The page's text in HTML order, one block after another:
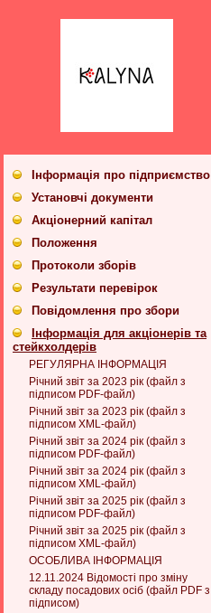
Інформація про підприємство
Установчі документи
Акціонерний капітал
Положення
Протоколи зборів
Результати перевірок
Повідомлення про збори
Інформація для акціонерів та
стейкхолдерів
РЕГУЛЯРНА ІНФОРМАЦІЯ
Річний звіт за 2023 рік (файл з
підписом PDF-файл)
Річний звіт за 2023 рік (файл з
підписом XML-файл)
Річний звіт за 2024 рік (файл з
підписом PDF-файл)
Річний звіт за 2024 рік (файл з
підписом XML-файл)
Річний звіт за 2025 рік (файл з
підписом PDF-файл)
Річний звіт за 2025 рік (файл з
підписом XML-файл)
ОСОБЛИВА ІНФОРМАЦІЯ
12.11.2024 Відомості про зміну
складу посадових осіб (файл PDF з
підписом)